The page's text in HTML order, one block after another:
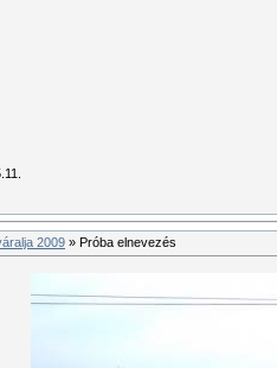
2009 » Próba elnevezés